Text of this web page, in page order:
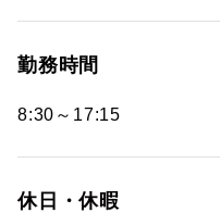
勤務時間
8:30～17:15
休日・休暇